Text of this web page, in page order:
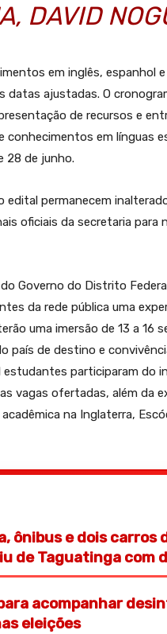
DAVID
em inglês, espanhol
ajustadas. O
de recursos e
conhecimentos em línguas
28 de junho.
permanecem
oficiais da secretaria para
Governo do Distrito
da rede pública uma
uma imersão de 13 a 16
país de destino e
participaram do
vagas ofertadas, além da
na Inglaterra,
ônibus e dois carros
de Taguatinga com
acompanhar
eleições